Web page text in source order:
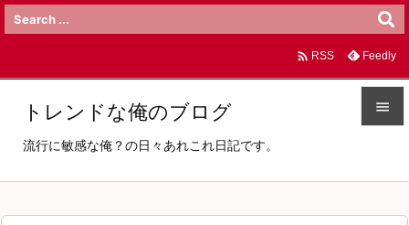

 RSS Feedly
トレンドな俺のブログ
流行に敏感な俺？の日々あれこれ日記です。